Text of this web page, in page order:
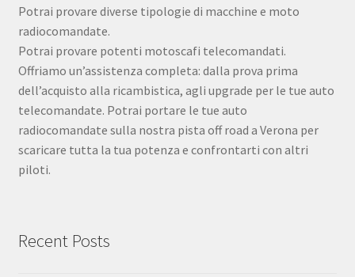
Potrai provare diverse tipologie di macchine e moto
radiocomandate.
Potrai provare potenti motoscafi telecomandati.
Offriamo un’assistenza completa: dalla prova prima
dell’acquisto alla ricambistica, agli upgrade per le tue auto
telecomandate. Potrai portare le tue auto
radiocomandate sulla nostra pista off road a Verona per
scaricare tutta la tua potenza e confrontarti con altri
piloti.
Recent Posts